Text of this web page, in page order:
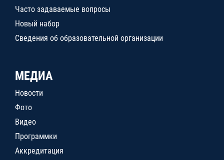
Часто задаваемые вопросы
Новый набор
Сведения об образовательной организации
МЕДИА
Новости
Фото
Видео
Программки
Аккредитация